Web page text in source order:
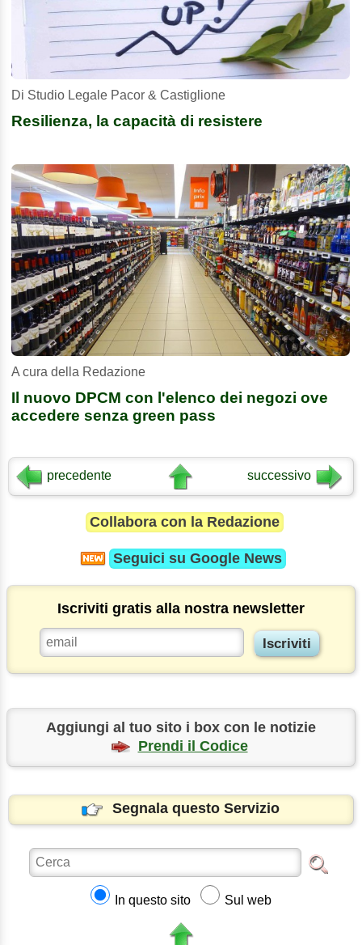
Di Studio Legale Pacor & Castiglione
Resilienza, la capacità di resistere
A cura della Redazione
Il nuovo DPCM con l'elenco dei negozi ove
accedere senza green pass
precedente successivo
Collabora con la Redazione
Seguici su Google News
Iscriviti gratis alla nostra newsletter
Aggiungi al tuo sito i box con le notizie
Prendi il Codice
Segnala questo Servizio
In questo sito Sul web